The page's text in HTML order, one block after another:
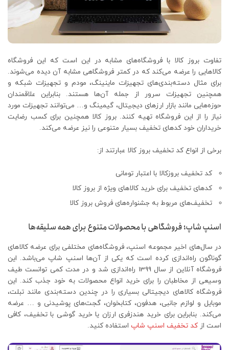
تفاوت بروز کالا با فروشگاه‌های مشابه در این است که این فروشگاه
کالاهایی را عرضه می‌کند که در کمتر فروشگاهی مشابه آن دیده می‌شوند.
برای مثال دسته‌بندی‌های تجهیزات ماینینگ، مودم و تجهیزات شبکه و
همچنین تجهیزات سرور از جمله آن‌ها هستند. بنابراین علاقمندان
حوزه‌هایی مانند بازار ارزهای دیجیتال، گیمینگ و… می‌توانند تجهیزات مورد
نیاز را از این فروشگاه تهیه کنند. بروز کالا همچنین برای کسب رضایت
خریداران خود کدهای تخفیف بسیار متنوعی را نیز عرضه می‌کند.
برخی از انواع کد تخفیف بروز کالا عبارتند از:
کد تخفیف بروزکالا با اعتبار تومانی
کدهای تخفیف برای خرید کالاهای ویژه از بروز کالا
تخفیف‌های مربوط به جشنواره‌های فروش بروز کالا
اسنپ شاپ؛ فروشگاهی با محصولات متنوع برای همه سلیقه‌ها
در سال‌های اخیر مجموعه اسنپ، فروشگاه‌های مختلفی برای عرضه کالاهای
گوناگون راه‌اندازی کرده است که یکی از آن‌ها اسنپ شاپ می‌باشد. این
فروشگاه آنلاین از سال 1399 راه‌اندازی شد و در مدت کمی توانست طیف
وسیعی از مخاطبان را برای خرید انواع محصولات به خود جذب کند. این
فروشگاه کالاهای دیجیتالی بسیاری را در چندین دسته‌بندی مانند تبلت،
موبایل و لوازم جانبی، هدفون، کتابخوان، گجت‌های پوشیدنی و … عرضه
می‌کند. بنابراین برای خرید هندزفری ارزان یا خرید گوشی با تخفیف، کافی
است از کد تخفیف اسنپ شاپ استفاده کنید.